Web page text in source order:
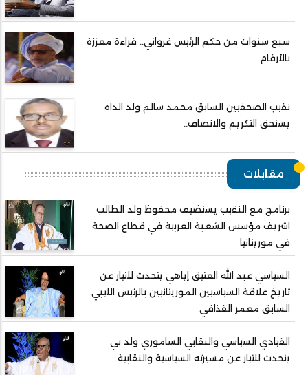
سبع سنوات من حكم الرئيس غزواني.. قراءة معززة
بالأرقام
نقيب الصحفيين السابق محمد سالم ولد الداه
يستحق التكريم والانصاف..
مقابلات
برنامج مع النقيب يستضيف محفوظ ولد الطالب
اشريف مؤسس الشعبة العربية في قطاع الصحة
في موريتانيا
السياسي عبد الله العتيق إياهي يتحدث للتيار عن
تاريخ علاقة السياسيين الموريتانيين بالرئيس الليبي
السابق معمر القذافي
القيادي السياسي والنقابي الساموري ولد بي
يتحدث للتيار عن مسيرته السياسية والنقابية